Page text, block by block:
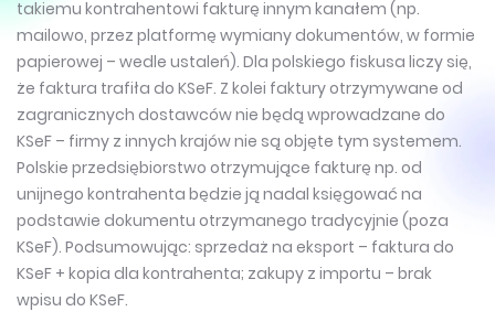
takiemu kontrahentowi fakturę innym kanałem (np.
mailowo, przez platformę wymiany dokumentów, w formie
papierowej – wedle ustaleń). Dla polskiego fiskusa liczy się,
że faktura trafiła do KSeF. Z kolei faktury otrzymywane od
zagranicznych dostawców nie będą wprowadzane do
KSeF – firmy z innych krajów nie są objęte tym systemem.
Polskie przedsiębiorstwo otrzymujące fakturę np. od
unijnego kontrahenta będzie ją nadal księgować na
podstawie dokumentu otrzymanego tradycyjnie (poza
KSeF). Podsumowując: sprzedaż na eksport – faktura do
KSeF + kopia dla kontrahenta; zakupy z importu – brak
wpisu do KSeF.